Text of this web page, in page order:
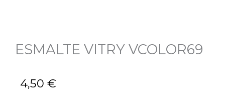
ESMALTE VITRY VCOLOR69
4,50 €